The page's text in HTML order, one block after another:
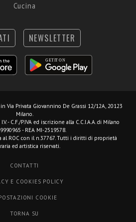
Cucina
NEWSLETTER
Via Privata Giovannino De Grassi 12/12A, 20123
Milano.
- C.F./P.IVA ed iscrizione alla C.C.I.A.A. di Milano
- REA MI-2519578.
al ROC con il n.37767. Tutti i diritti di proprietà
ed artistica riservati.
CONTATTI
E COOKIES POLICY
COOKIE
TORNA SU